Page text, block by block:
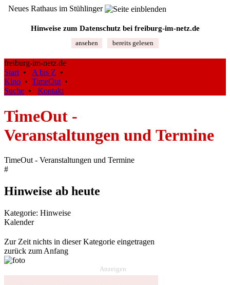
Neues Rathaus im Stühlinger
Hinweise zum Datenschutz bei freiburg‑im‑netz.de
ansehen bereits gelesen
freiburg-im-netz.de
Start • A bis Z •
Kino • TimeOut •
Suche • Kontakt
TimeOut -
Veranstaltungen und Termine
TimeOut - Veranstaltungen und Termine
#
Hinweise ab heute
Kategorie: Hinweise
Kalender
Zur Zeit nichts in dieser Kategorie eingetragen
zurück zum Anfang
Anzeigen